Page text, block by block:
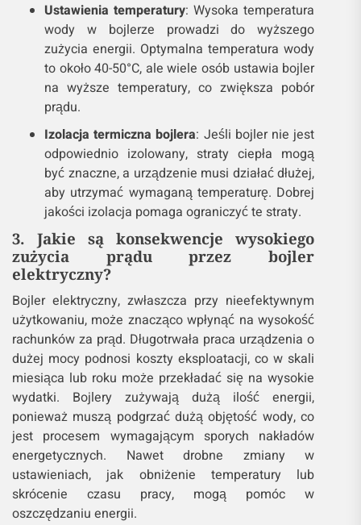
Ustawienia temperatury: Wysoka temperatura
wody w bojlerze prowadzi do wyższego
zużycia energii. Optymalna temperatura wody
to około 40-50°C, ale wiele osób ustawia bojler
na wyższe temperatury, co zwiększa pobór
prądu​.
Izolacja termiczna bojlera: Jeśli bojler nie jest
odpowiednio izolowany, straty ciepła mogą
być znaczne, a urządzenie musi działać dłużej,
aby utrzymać wymaganą temperaturę. Dobrej
jakości izolacja pomaga ograniczyć te straty​.
3. Jakie są konsekwencje wysokiego
zużycia prądu przez bojler
elektryczny?
Bojler elektryczny, zwłaszcza przy nieefektywnym
użytkowaniu, może znacząco wpłynąć na wysokość
rachunków za prąd. Długotrwała praca urządzenia o
dużej mocy podnosi koszty eksploatacji, co w skali
miesiąca lub roku może przekładać się na wysokie
wydatki. Bojlery zużywają dużą ilość energii,
ponieważ muszą podgrzać dużą objętość wody, co
jest procesem wymagającym sporych nakładów
energetycznych. Nawet drobne zmiany w
ustawieniach, jak obniżenie temperatury lub
skrócenie czasu pracy, mogą pomóc w
oszczędzaniu energii​.